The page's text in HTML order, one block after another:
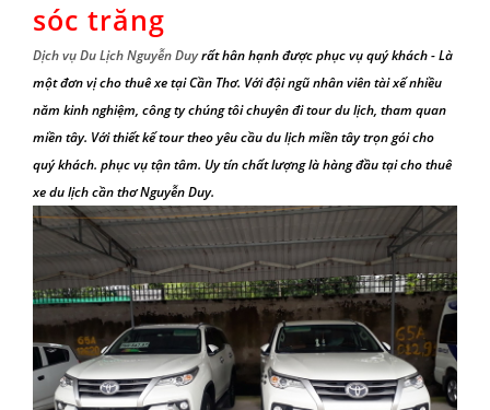
sóc trăng
Dịch vụ Du Lịch Nguyễn Duyrất hân hạnh được phục vụ quý khách - Là
một đơn vị chothuê xe tại Cần Thơ. Với đội ngũ nhân viên tài xế nhiều
năm kinh nghiệm, công ty chúng tôi chuyên đi tour du lịch, tham quan
miền tây. Với thiết kế tour theo yêu cầudu lịch miền tâytrọn gói cho
quý khách. phục vụ tận tâm. Uy tín chất lượng là hàng đầu tạicho thuê
xe du lịch cần thơNguyễn Duy.